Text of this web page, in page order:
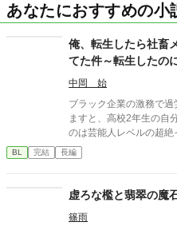
あなたにおすすめの小
俺、転生したら社畜
てた件～転生したの
ド
中岡 始
ブラック企業の激務で
ますと、高校2年生の自分に転生し
のは芸能人レベルの超絶イケメン。 転入初日
れ、学園中の話題の的に
ーケティング施策か？」**と疑うばか
穏は完全に崩壊。 そんな中、唯一冷静な男・藤崎颯斗の存在に救
われる。 颯斗はやたら
ローする。 「お前といると、楽だ」 次第に悠真の中で、彼の存在
BL 完結 長編
虚ろな檻と翡翠の魔
篠雨